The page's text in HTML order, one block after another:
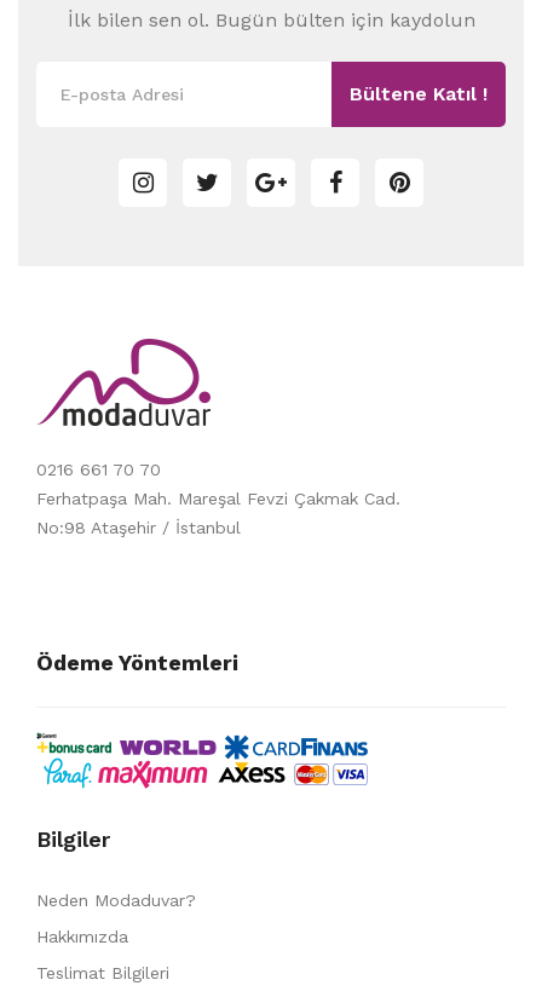
İlk bilen sen ol. Bugün bülten için kaydolun
Bültene Katıl !
0216 661 70 70
Ferhatpaşa Mah. Mareşal Fevzi Çakmak Cad.
No:98 Ataşehir / İstanbul
Ödeme Yöntemleri
Bilgiler
Neden Modaduvar?
Hakkımızda
Teslimat Bilgileri